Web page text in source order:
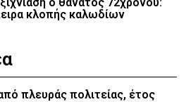
κλοπής καλωδίων
πλευράς πολιτείας, έτος